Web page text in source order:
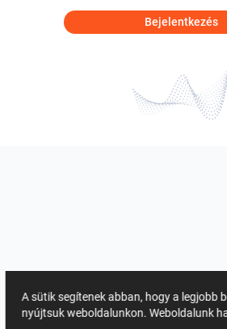
Bejelentkezés
A sütik segítenek abban, hogy a legjobb
nyújtsuk weboldalunkon. Weboldalunk